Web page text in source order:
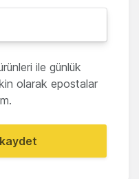
ile günlük
olarak epostalar